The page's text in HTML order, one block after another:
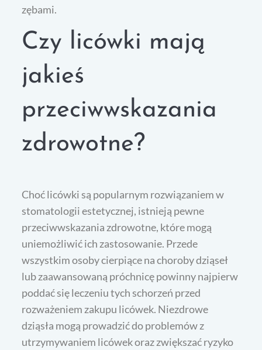
zębami.
Czy licówki mają
jakieś
przeciwwskazania
zdrowotne?
Choć licówki są popularnym rozwiązaniem w
stomatologii estetycznej, istnieją pewne
przeciwwskazania zdrowotne, które mogą
uniemożliwić ich zastosowanie. Przede
wszystkim osoby cierpiące na choroby dziąseł
lub zaawansowaną próchnicę powinny najpierw
poddać się leczeniu tych schorzeń przed
rozważeniem zakupu licówek. Niezdrowe
dziąsła mogą prowadzić do problemów z
utrzymywaniem licówek oraz zwiększać ryzyko